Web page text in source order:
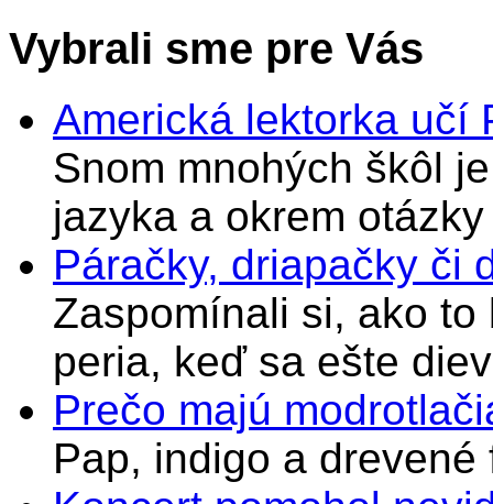
Vybrali sme pre Vás
Americká lektorka učí
Snom mnohých škôl
jazyka a okrem
Páračky, driapačky či
Zaspomínali si, ako
peria, keď sa ešte
Prečo majú
Pap, indigo a drevené